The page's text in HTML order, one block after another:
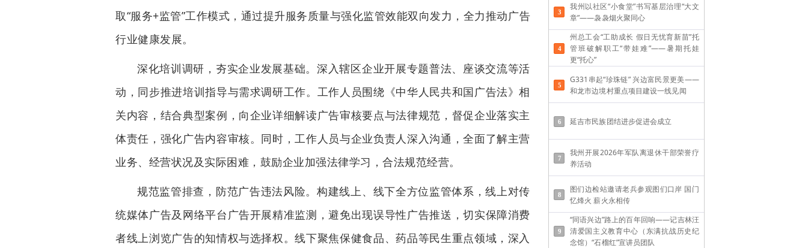
取“服务+监管”工作模式，通过提升服务质量与强化监管效能双向发力，全力推动广告
行业健康发展。
深化培训调研，夯实企业发展基础。深入辖区企业开展专题普法、座谈交流等活
动，同步推进培训指导与需求调研工作。工作人员围绕《中华人民共和国广告法》相
关内容，结合典型案例，向企业详细解读广告审核要点与法律规范，督促企业落实主
体责任，强化广告内容审核。同时，工作人员与企业负责人深入沟通，全面了解主营
业务、经营状况及实际困难，鼓励企业加强法律学习，合法规范经营。
规范监管排查，防范广告违法风险。构建线上、线下全方位监管体系，线上对传
统媒体广告及网络平台广告开展精准监测，避免出现误导性广告推送，切实保障消费
者线上浏览广告的知情权与选择权。线下聚焦保健食品、药品等民生重点领域，深入
我州以社区“小食堂”书写基层治理“大文
章”——袅袅烟火聚同心
州总工会“工助成长 假日无忧育新苗”托
管班破解职工“带娃难”——​暑期托娃
更“托心”
G331串起“珍珠链” 兴边富民景更美——
和龙市边境村重点项目建设一线见闻
延吉市民族团结进步促进会成立
我州开展2026年军队离退休干部荣誉疗
养活动
图们边检站邀请老兵参观图们口岸 国门
忆烽火 薪火永相传
“同语兴边”路上的百年回响——记吉林汪
清爱国主义教育中心（东满抗战历史纪
念馆）“石榴红”宣讲员团队